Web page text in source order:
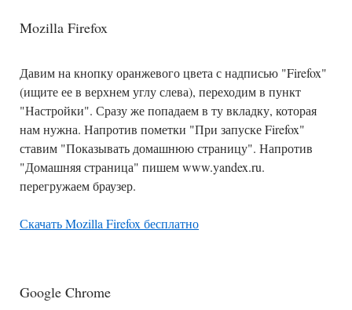
Mozilla Firefox
Давим на кнопку оранжевого цвета с надписью "Firefox"
(ищите ее в верхнем углу слева), переходим в пункт
"Настройки". Сразу же попадаем в ту вкладку, которая
нам нужна. Напротив пометки "При запуске Firefox"
ставим "Показывать домашнюю страницу". Напротив
"Домашняя страница" пишем www.yandex.ru.
перегружаем браузер.
Скачать Mozilla Firefox бесплатно
Google Chrome